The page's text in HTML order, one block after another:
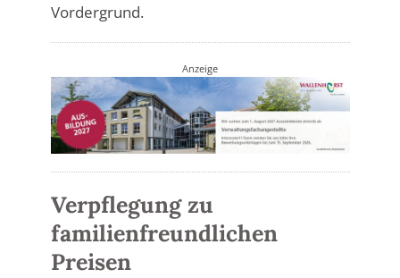
Vordergrund.
Anzeige
Verpflegung zu
familienfreundlichen
Preisen